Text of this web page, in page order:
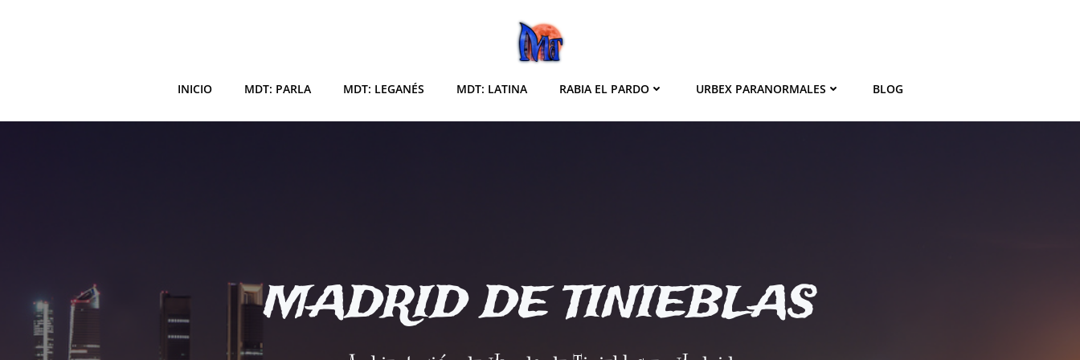
INICIO MDT: PARLA MDT: LEGANÉS MDT: LATINA RABIA EL PARDO URBEX PARANORMALES BLOG
MADRID DE TINIEBLAS